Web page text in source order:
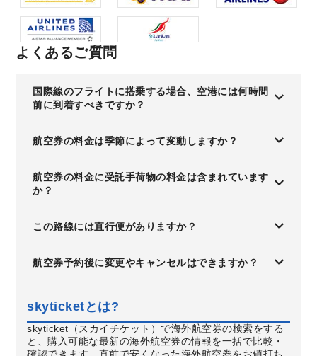
よくあるご質問
国際線のフライトに搭乗する場合、空港には何時間
前に到着すべきですか？
航空券の料金は季節によって変動しますか？
航空券の料金に受託手荷物の料金は含まれています
か？
この路線には直行便がありますか？
航空券予約後に変更やキャンセルはできますか？
skyticketとは?
skyticket（スカイチケット）で海外航空券の検索をする
と、購入可能な最新の海外航空券の情報を一括で比較・